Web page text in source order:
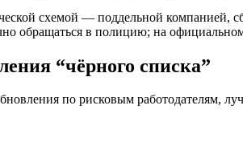
схемой — поддельной компанией,
обращаться в полицию; на
“чёрного списка”
по рисковым работодателям,